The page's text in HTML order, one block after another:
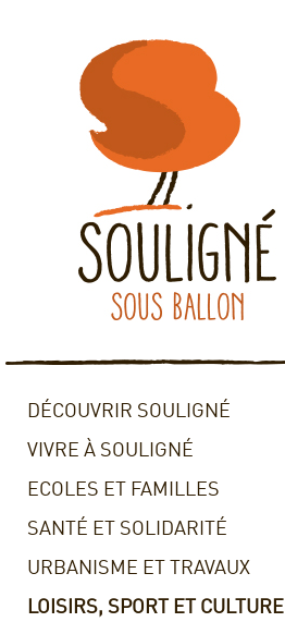
DÉCOUVRIR SOULIGNÉ
VIVRE À SOULIGNÉ
ECOLES ET FAMILLES
SANTÉ ET SOLIDARITÉ
URBANISME ET TRAVAUX
LOISIRS, SPORT ET CULTURE